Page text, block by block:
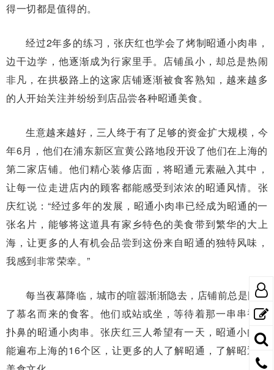
得一切都是值得的。
经过2年多的练习，张庆红也学会了烤制昭通小肉串，
边干边学，他逐渐成为行家里手。店铺虽小，却总是热闹
非凡，在拱极路上的这家店铺逐渐被食客熟知，越来越多
的人开始关注并纷纷到店品尝各种昭通美食。
生意越来越好，三人终于有了足够的资金扩大规模，今
年6月，他们在浦东新区宣黄公路地段开设了他们在上海的
第二家店铺。他们精心装修店面，将昭通元素融入其中，
让每一位走进店内的顾客都能感受到浓浓的昭通风情。张
庆红说：“经过多年的发展，昭通小肉串已经成为昭通的一
张名片，能够将这道具有家乡特色的美食带到繁华的大上
海，让更多的人有机会品尝到这份来自昭通的独特风味，
我感到非常荣幸。”
每当夜幕降临，城市的喧嚣渐渐隐去，店铺前总是围满
了慕名而来的食客。他们或站或坐，等待着那一串串香气
扑鼻的昭通小肉串。张庆红三人希望有一天，昭通小肉串
能遍布上海的16个区，让更多的人了解昭通，了解昭通的